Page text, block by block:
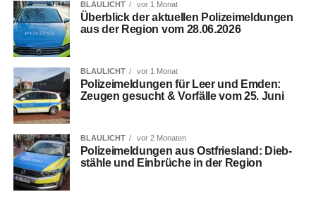
BLAULICHT vor 1 Monat
Über­blick der aktu­el­len Poli­zei­mel­dun­gen
aus der Regi­on vom 28.06.2026
BLAULICHT vor 1 Monat
Poli­zei­mel­dun­gen für Leer und Emden:
Zeu­gen gesucht & Vor­fäl­le vom 25. Juni
BLAULICHT vor 2 Monaten
Poli­zei­mel­dun­gen aus Ost­fries­land: Dieb­
stäh­le und Ein­brü­che in der Region